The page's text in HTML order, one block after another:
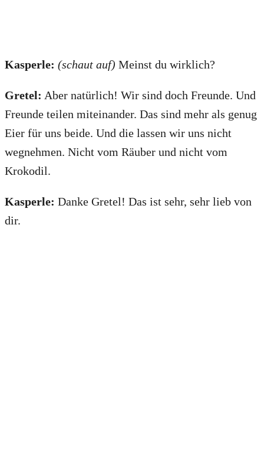
Kasperle: (schaut auf) Meinst du wirklich?
Gretel: Aber natürlich! Wir sind doch Freunde. Und
Freunde teilen miteinander. Das sind mehr als genug
Eier für uns beide. Und die lassen wir uns nicht
wegnehmen. Nicht vom Räuber und nicht vom
Krokodil.
Kasperle: Danke Gretel! Das ist sehr, sehr lieb von
dir.